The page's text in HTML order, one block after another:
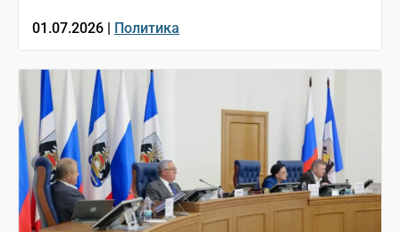
01.07.2026 | Политика